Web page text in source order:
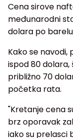
Cena sirove
međunarodni
dolara po
Kako se navodi,
ispod 80 dolara,
približno 70
početka rata.
"Kretanje cena
brz oporavak
iako su prelasci